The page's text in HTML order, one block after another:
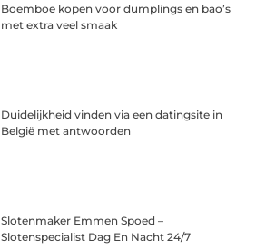
Boemboe kopen voor dumplings en bao’s
met extra veel smaak
Duidelijkheid vinden via een datingsite in
België met antwoorden
Slotenmaker Emmen Spoed –
Slotenspecialist Dag En Nacht 24/7